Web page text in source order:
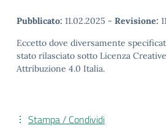
Pubblicato: 11.02.2025 - Revisione:
Eccetto dove diversamente
stato rilasciato sotto Licenza
Attribuzione 4.0 Italia.
Stampa / Condividi